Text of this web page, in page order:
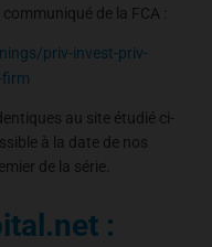
de la FCA :
priv-invest-priv-
au site étudié ci-
à la date de nos
de la série.
: